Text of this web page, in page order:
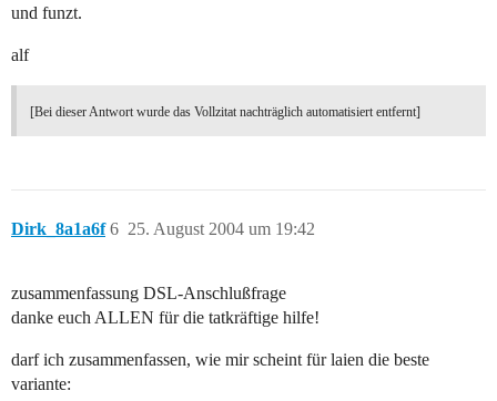
und funzt.
alf
[Bei dieser Antwort wurde das Vollzitat nachträglich automatisiert entfernt]
Dirk_8a1a6f 25. August 2004 um 19:42
6
zusammenfassung DSL-Anschlußfrage
danke euch ALLEN für die tatkräftige hilfe!
darf ich zusammenfassen, wie mir scheint für laien die beste
variante: